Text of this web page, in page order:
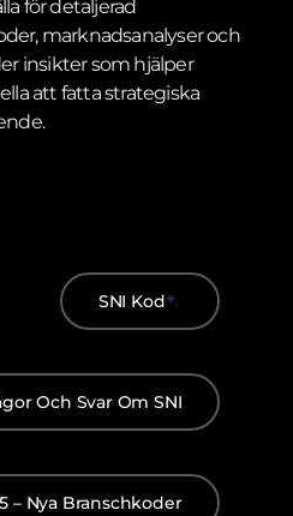
för detaljerad
marknadsanalyser och
insikter som hjälper
att fatta strategiska
SNI Kod
Och Svar Om SNI
– Nya Branschkoder